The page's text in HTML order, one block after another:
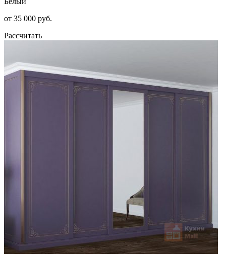
от 35 000 руб.
Рассчитать